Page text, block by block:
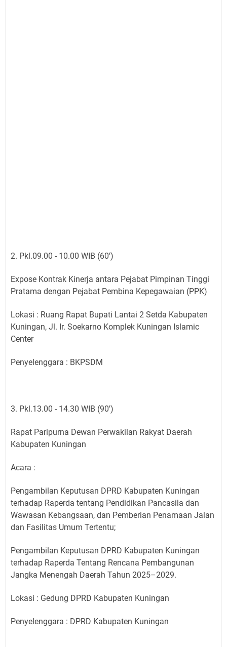
2. Pkl.09.00 - 10.00 WIB (60')
Expose Kontrak Kinerja antara Pejabat Pimpinan Tinggi
Pratama dengan Pejabat Pembina Kepegawaian (PPK)
Lokasi : Ruang Rapat Bupati Lantai 2 Setda Kabupaten
Kuningan, Jl. Ir. Soekarno Komplek Kuningan Islamic
Center
Penyelenggara : BKPSDM
3. Pkl.13.00 - 14.30 WIB (90')
Rapat Paripurna Dewan Perwakilan Rakyat Daerah
Kabupaten Kuningan
Acara :
Pengambilan Keputusan DPRD Kabupaten Kuningan
terhadap Raperda tentang Pendidikan Pancasila dan
Wawasan Kebangsaan, dan Pemberian Penamaan Jalan
dan Fasilitas Umum Tertentu;
Pengambilan Keputusan DPRD Kabupaten Kuningan
terhadap Raperda Tentang Rencana Pembangunan
Jangka Menengah Daerah Tahun 2025–2029.
Lokasi : Gedung DPRD Kabupaten Kuningan
Penyelenggara : DPRD Kabupaten Kuningan